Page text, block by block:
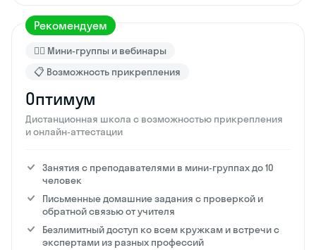
Рекомендуем
🙋‍♂️ Мини-группы и вебинары
📋 Возможность прикрепления
Оптимум
Дистанционная школа с возможностью прикрепления
и онлайн-аттестации
Занятия с преподавателями в мини-группах до 10
человек
Письменные домашние задания с проверкой и
обратной связью от учителя
Безлимитный доступ ко всем кружкам и встречи с
экспертами из разных профессий